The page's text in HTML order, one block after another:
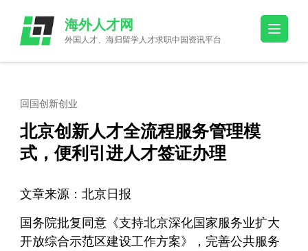
content
(Press
海外人才网
外国人才、海归留学人才求职中国资讯平台
回国创新创业
北京创新人才全流程服务管理模
式，便利引进人才签证办理
文章来源：北京日报
国务院批复同意《支持北京深化国家服务业扩大
开放综合示范区建设工作方案》，完善公共服务